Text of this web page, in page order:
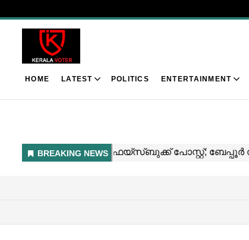
HOME LATEST POLITICS ENTERTAINMENT